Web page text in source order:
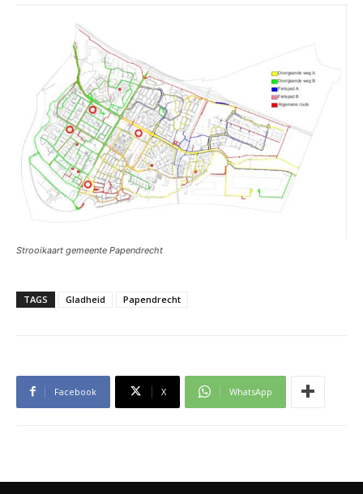
Strooikaart gemeente Papendrecht
TAGS Gladheid Papendrecht
Facebook X WhatsApp